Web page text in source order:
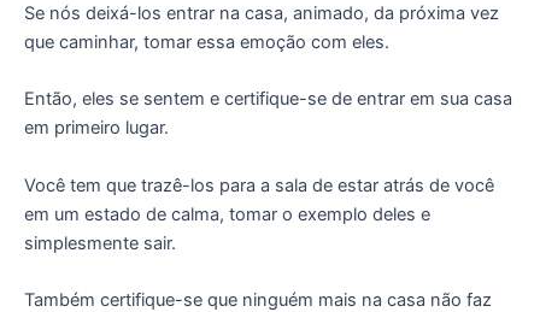
Se nós deixá-los entrar na casa, animado, da próxima vez
que caminhar, tomar essa emoção com eles.
Então, eles se sentem e certifique-se de entrar em sua casa
em primeiro lugar.
Você tem que trazê-los para a sala de estar atrás de você
em um estado de calma, tomar o exemplo deles e
simplesmente sair.
Também certifique-se que ninguém mais na casa não faz